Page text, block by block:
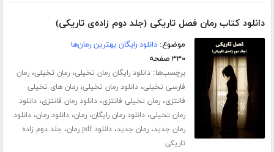
دانلود کتاب رمان فصل تاریکی (جلد دوم زاده‌ی تاریکی)
موضوع:دانلود رایگان بهترین رمان‌ها
۳۳۰ صفحه
برچسب‌ها:دانلود رایگان رمان تخیلی،رمان تخیلی،رمان
فارسی تخیلی،دانلود رمان تخیلی،رمان های تخیلی
فانتزی،رمان تخیلی فانتزی،دانلود رمان فانتزی،دانلود
رمان تخیلی،دانلود رمان رایگان،رمان،دانلود رمان،دانلود
رمان جدید،رمان جدید،دانلود pdf رمان ، جلد دوم زاده
تاریکی